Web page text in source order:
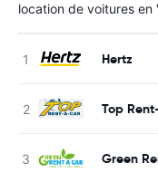
location de voitures en
Hertz
Top
Green